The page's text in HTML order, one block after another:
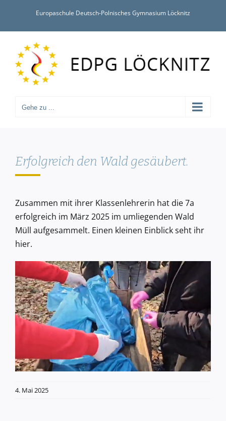
springen
Europaschule Deutsch-Polnisches Gymnasium Löcknitz
Gehe zu ...
Erfolgreich den Wald gesäubert.
Zusammen mit ihrer Klassenlehrerin hat die 7a
erfolgreich im März 2025 im umliegenden Wald
Müll aufgesammelt. Einen kleinen Einblick seht ihr
hier.
4. Mai 2025